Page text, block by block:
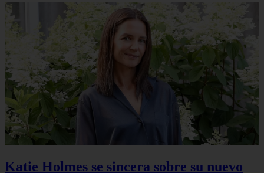
Katie Holmes se sincera sobre su nuevo